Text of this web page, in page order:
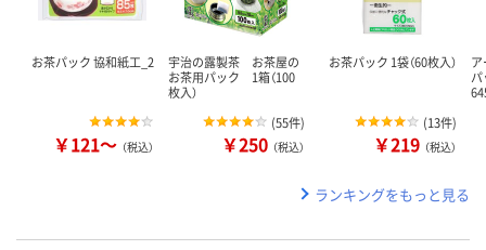
お茶パック 協和紙工_2
￥121～ （税込）
宇治の露製茶 お茶屋の
お茶用パック 1箱（100
枚入）
(55件)
￥250 （税込）
お茶パック 1袋（60枚入）
(13件)
￥219 （税込）
ア
ランキングをもっと見る